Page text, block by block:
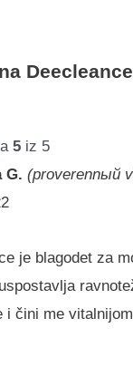
Deecleance
5 iz 5
G.(proverennый
je blagodet za
i čini me